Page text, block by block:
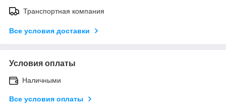
Транспортная компания
Все условия доставки
Условия оплаты
Наличными
Все условия оплаты